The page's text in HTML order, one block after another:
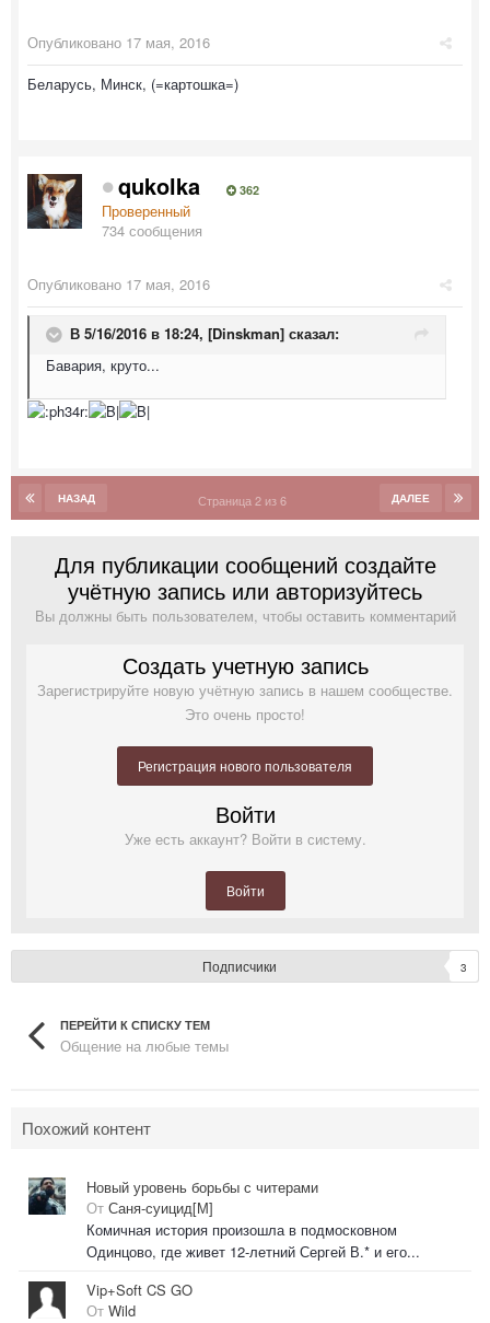
Опубликовано 17 мая, 2016
Беларусь, Минск, (=картошка=)
qukolka 362
Проверенный
734 сообщения
Опубликовано 17 мая, 2016
В 5/16/2016 в 18:24, [Dinskman] сказал:
Бавария, круто...
НАЗАД ДАЛЕЕ
Страница 2 из 6
Для публикации сообщений создайте
учётную запись или авторизуйтесь
Вы должны быть пользователем, чтобы оставить комментарий
Создать учетную запись
Зарегистрируйте новую учётную запись в нашем сообществе.
Это очень просто!
Регистрация нового пользователя
Войти
Уже есть аккаунт? Войти в систему.
Войти
Подписчики 3
ПЕРЕЙТИ К СПИСКУ ТЕМ
Общение на любые темы
Похожий контент
Новый уровень борьбы с читерами
От Саня-суицид[М]
Комичная история произошла в подмосковном
Одинцово, где живет 12-летний Сергей В.* и его...
Vip+Soft CS GO
От Wild